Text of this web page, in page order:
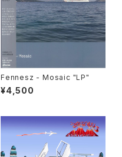
Fennesz - Mosaic "LP"
¥4,500